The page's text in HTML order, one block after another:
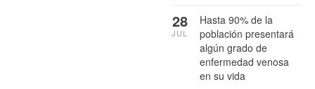
Hasta 90% de la
población presentará
algún grado de
enfermedad venosa
en su vida
28
JUL